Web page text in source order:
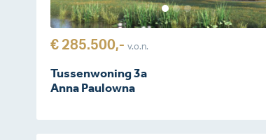
€ 285.500,- v.o.n.
Tussenwoning 3a
Anna Paulowna